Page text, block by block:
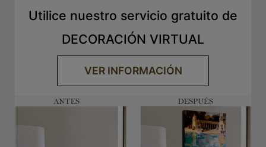
Utilice nuestro servicio gratuito de
DECORACIÓN VIRTUAL
VER INFORMACIÓN